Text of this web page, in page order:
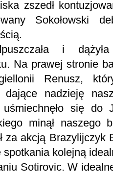
zszedł
Sokołowski
i
Na prawej stronie
Renusz,
dające nadzieję
uśmiechnęło się
minął naszego
za akcją Brazylijczyk
kolejną
Sotirovic. W